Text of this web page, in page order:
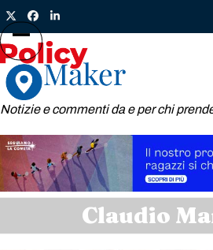
Skip
to
content
TwitterFacebook
LinkedIn
Notizie e commenti da e per chi
Open
mobile
menu
Close
mobile
menu
Claudio